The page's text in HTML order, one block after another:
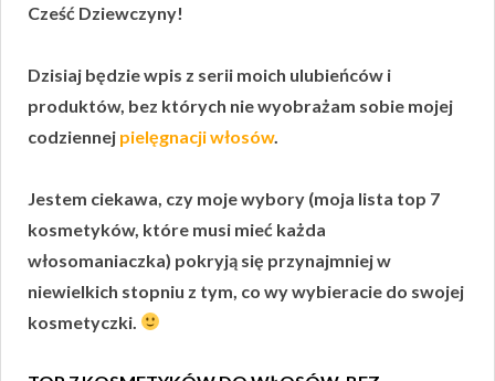
Cześć Dziewczyny!
Dzisiaj będzie wpis z serii moich ulubieńców i
produktów, bez których nie wyobrażam sobie mojej
codziennej pielęgnacji włosów.
Jestem ciekawa, czy moje wybory (moja lista top 7
kosmetyków, które musi mieć każda
włosomaniaczka) pokryją się przynajmniej w
niewielkich stopniu z tym, co wy wybieracie do swojej
kosmetyczki.